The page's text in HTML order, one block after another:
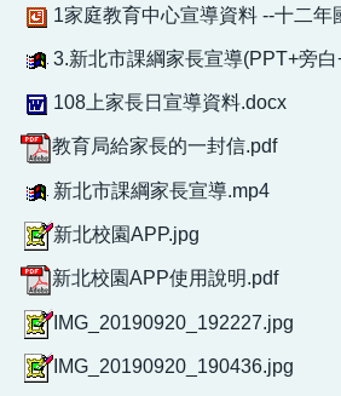
1家庭教育中心宣導資料 --十二年
3.新北市課綱家長宣導(PPT+旁
108上家長日宣導資料.docx
教育局給家長的一封信.pdf
新北市課綱家長宣導.mp4
新北校園APP.jpg
新北校園APP使用說明.pdf
IMG_20190920_192227.jpg
IMG_20190920_190436.jpg